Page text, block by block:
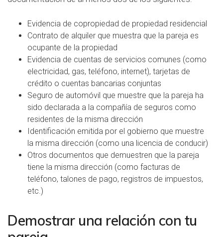
Evidencia de copropiedad de propiedad residencial
Contrato de alquiler que muestra que la pareja es
ocupante de la propiedad
Evidencia de cuentas de servicios comunes (como
electricidad, gas, teléfono, internet), tarjetas de
crédito o cuentas bancarias conjuntas
Seguro de automóvil que muestre que la pareja ha
sido declarada a la compañía de seguros como
residentes de la misma dirección
Identificación emitida por el gobierno que muestre
la misma dirección (como una licencia de conducir)
Otros documentos que demuestren que la pareja
tiene la misma dirección (como facturas de
teléfono, talones de pago, registros de impuestos,
etc.)
Demostrar una relación con tu